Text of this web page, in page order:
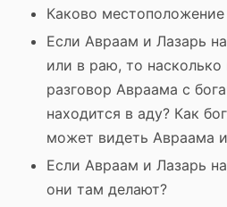
Каково
Если Авраам и Лазарь
или в раю, то насколько
разговор Авраама с
находится в аду? Как
может видеть Авраама
Если Авраам и Лазарь
они там делают?